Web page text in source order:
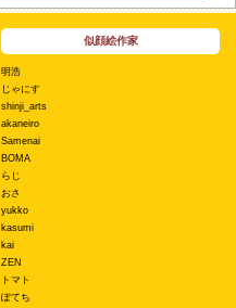
似顔絵作家
明浩
じゃにす
shinji_arts
akaneiro
Samenai
BOMA
らじ
おさ
yukko
kasumi
kai
ZEN
トマト
ぽてち